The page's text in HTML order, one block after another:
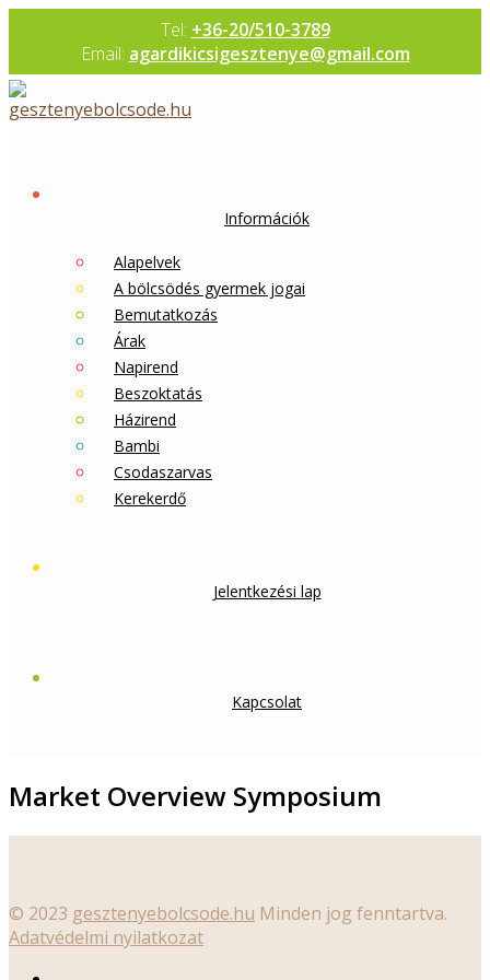
Tel: +36-20/510-3789
Email: agardikicsigesztenye@gmail.com
Információk
Alapelvek
A bölcsödés gyermek jogai
Bemutatkozás
Árak
Napirend
Beszoktatás
Házirend
Bambi
Csodaszarvas
Kerekerdő
Jelentkezési lap
Kapcsolat
Market Overview Symposium
© 2023 gesztenyebolcsode.hu Minden jog fenntartva.
Adatvédelmi nyilatkozat